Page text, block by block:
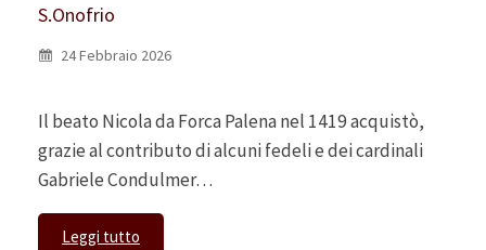
S.Onofrio
24 Febbraio 2026
Il beato Nicola da Forca Palena nel 1419 acquistò,
grazie al contributo di alcuni fedeli e dei cardinali
Gabriele Condulmer…
Leggi tutto